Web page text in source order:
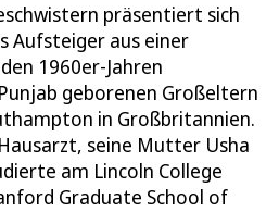
präsentiert sich
Aufsteiger aus einer
1960er-Jahren
geborenen Großeltern
in Großbritannien.
seine Mutter Usha
am Lincoln College
Graduate School of